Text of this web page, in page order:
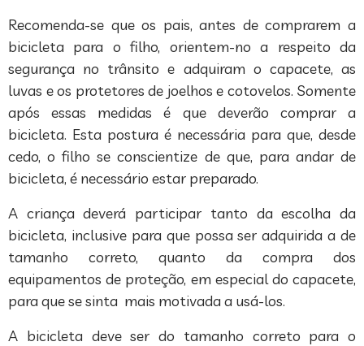
Recomenda-se que os pais, antes de comprarem a
bicicleta para o filho, orientem-no a respeito da
segurança no trânsito e adquiram o capacete, as
luvas e os protetores de joelhos e cotovelos. Somente
após essas medidas é que deverão comprar a
bicicleta. Esta postura é necessária para que, desde
cedo, o filho se conscientize de que, para andar de
bicicleta, é necessário estar preparado.
A criança deverá participar tanto da escolha da
bicicleta, inclusive para que possa ser adquirida a de
tamanho correto, quanto da compra dos
equipamentos de proteção, em especial do capacete,
para que se sinta mais motivada a usá-los.
A bicicleta deve ser do tamanho correto para o